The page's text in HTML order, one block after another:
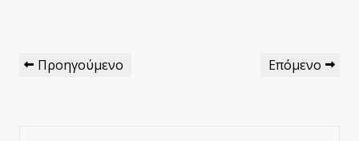
Πλοήγηση
Άρθρων
Προηγούμενο
Προηγούμενο
Επόμενο
Επόμενο